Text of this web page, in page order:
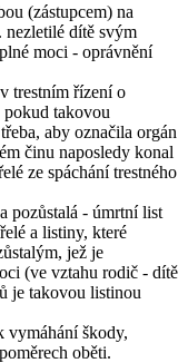
(zástupcem) na
nezletilé dítě svým
moci - oprávnění
trestním řízení o
pokud takovou
aby označila orgán
činu naposledy konal
ze spáchání trestného
pozůstalá - úmrtní list
a listiny, které
jež je
(ve vztahu rodič - dítě
je takovou listinou
vymáhání škody,
oběti.